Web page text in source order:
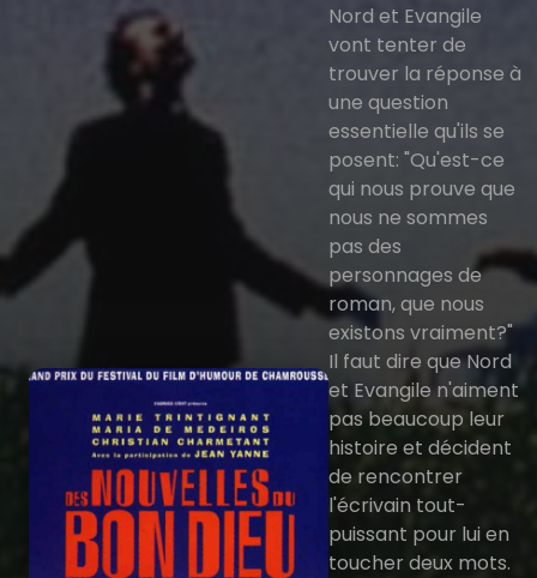
Nord et Evangile
vont tenter de
trouver la réponse à
une question
essentielle qu'ils se
posent: "Qu'est-ce
qui nous prouve que
nous ne sommes
pas des
personnages de
roman, que nous
existons vraiment?"
Il faut dire que Nord
et Evangile n'aiment
pas beaucoup leur
histoire et décident
de rencontrer
l'écrivain tout-
puissant pour lui en
toucher deux mots.